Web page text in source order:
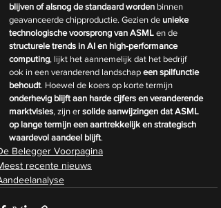
blijven of alsnog de standaard worden binnen
geavanceerde chipproductie. Gezien de unieke
technologische voorsprong van ASML en de
structurele trends in AI en high-performance
computing, lijkt het aannemelijk dat het bedrijf
ook in een veranderend landschap een spilfunctie
behoudt. Hoewel de koers op korte termijn
onderhevig blijft aan harde cijfers en veranderende
marktvisies, zijn er solide aanwijzingen dat ASML
op lange termijn een aantrekkelijk en strategisch
waardevol aandeel blijft.
Belegger Voorpagina
recente nieuws